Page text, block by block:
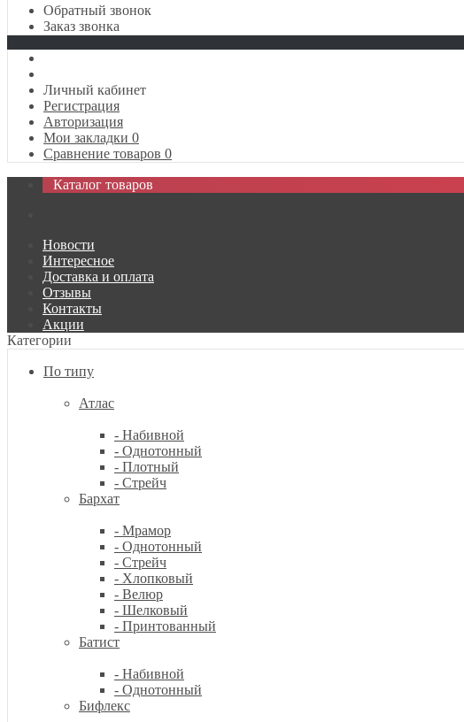
Обратный звонок
Заказ звонка
Личный кабинет
Регистрация
Авторизация
Мои закладки 0
Сравнение товаров 0
Каталог товаров
Новости
Интересное
Доставка и оплата
Отзывы
Контакты
Акции
Категории
По типу
Атлас
- Набивной
- Однотонный
- Плотный
- Стрейч
Бархат
- Мрамор
- Однотонный
- Стрейч
- Хлопковый
- Велюр
- Шелковый
- Принтованный
Батист
- Набивной
- Однотонный
Бифлекс